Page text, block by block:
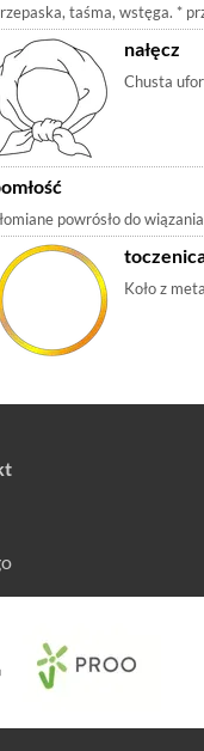
taśma, wstęga. *
nałęcz
Chusta
powrósło do
Koło z